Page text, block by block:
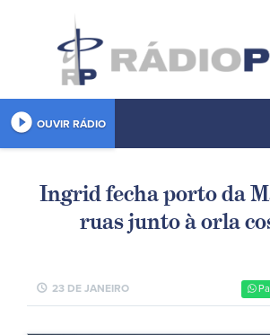
play_circle_filled OUVIR RÁDIO
Ingrid fecha porto da
ruas junto à orla
schedule 23 DE JANEIRO